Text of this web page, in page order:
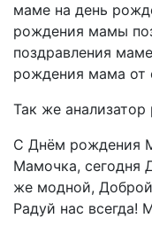
маме на день
рождения мамы
поздравления
рождения мама от
Так же
С Днём рождения
Мамочка, сегодня
же модной,
Радуй нас всегда!